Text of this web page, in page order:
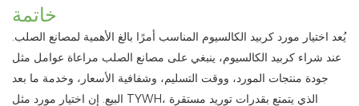
خاتمة
يُعد اختيار مورد كربيد الكالسيوم المناسب أمرًا بالغ الأهمية لمصانع الصلب.
عند شراء كربيد الكالسيوم، ينبغي على مصانع الصلب مراعاة عوامل مثل
جودة منتجات المورد، ووقت التسليم، وشفافية الأسعار، وخدمة ما بعد
البيع. إن اختيار مورد مثل TYWH، الذي يتمتع بقدرات توريد مستقرة